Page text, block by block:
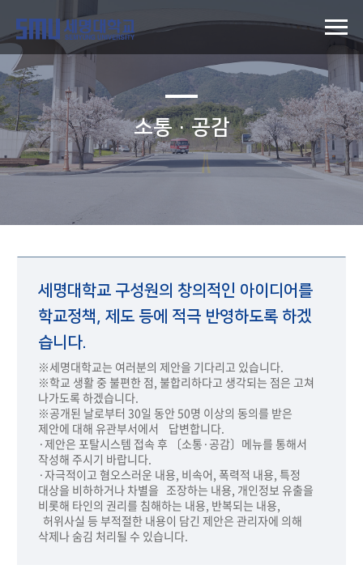
소통·공감
세명대학교 구성원의 창의적인 아이디어를
학교정책, 제도 등에 적극 반영하도록 하겠
습니다.
※세명대학교는 여러분의 제안을 기다리고 있습니다.
※학교 생활 중 불편한 점, 불합리하다고 생각되는 점은 고쳐
나가도록 하겠습니다.
※공개된 날로부터 30일 동안 50명 이상의 동의를 받은
제안에 대해 유관부서에서 답변합니다.
·제안은 포탈시스템 접속 후 〔소통·공감〕메뉴를 통해서
작성해 주시기 바랍니다.
·자극적이고 혐오스러운 내용, 비속어, 폭력적 내용, 특정
대상을 비하하거나 차별을 조장하는 내용, 개인정보 유출을
비롯해 타인의 권리를 침해하는 내용, 반복되는 내용,
허위사실 등 부적절한 내용이 담긴 제안은 관리자에 의해
삭제나 숨김 처리될 수 있습니다.